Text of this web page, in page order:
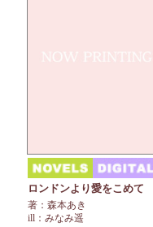
ロンドンより愛をこめて
著：森本あき
ill：みなみ遥